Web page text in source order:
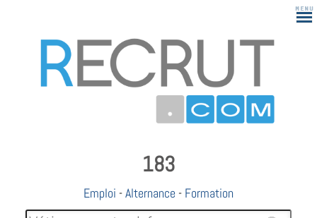
183
Emploi -Alternance - Formation